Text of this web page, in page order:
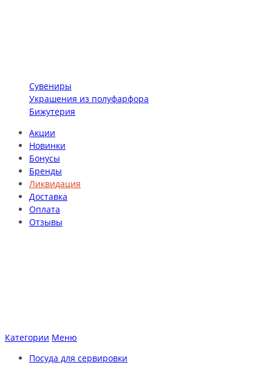
Сувениры
Украшения из полуфарфора
Бижутерия
Акции
Новинки
Бонусы
Бренды
Ликвидация
Доставка
Оплата
Отзывы
Категории Меню
Посуда для сервировки